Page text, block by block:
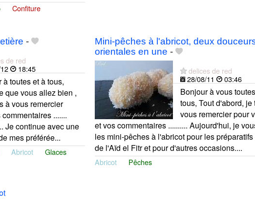
Confiture
-
de red
18:45
à toutes et à tous,
que vous allez bien ,
à vous remercier
.......
Je continue avec une
mes préférée...
Abricot Glaces
Mini-pêches à l'abricot, deux
orientales en une -
delices de red
28/08/11
03:46
Bonjour à vous
tous, Tout d'abord, je
vous remercier pour
et vos commentaires .......... Aujourd'hui, je
les mini-pêches à l'abricot pour les
de l'Aïd el Fitr et pour d'autres occasions....
Abricot Pêches